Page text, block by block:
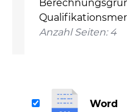
Anzahl Seiten: 4
Word